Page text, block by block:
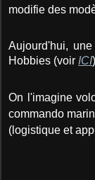
modifie des
Aujourd'hui,
Hobbies (voir ICI
On l'imagine
commando
(logistique et